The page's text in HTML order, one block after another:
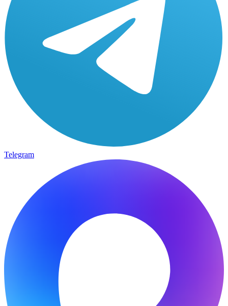
Telegram